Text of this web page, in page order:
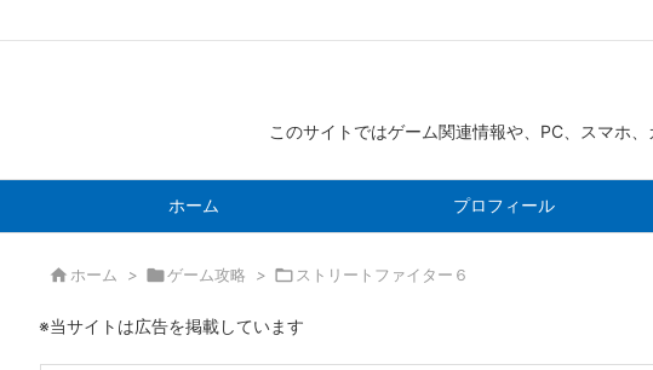
このサイトではゲーム関連情報や、PC、スマホ
ホーム プロフィール
 ホーム > ゲーム攻略 >  ストリートファイター６
※当サイトは広告を掲載しています